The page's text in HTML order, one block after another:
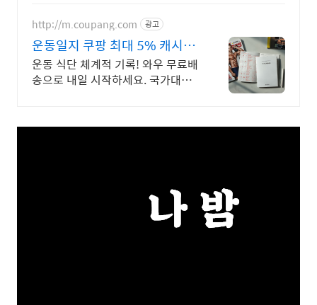
http://m.coupang.com 광고
운동일지 쿠팡 최대 5% 캐시적
립
운동 식단 체계적 기록! 와우 무료배
송으로 내일 시작하세요. 국가대표